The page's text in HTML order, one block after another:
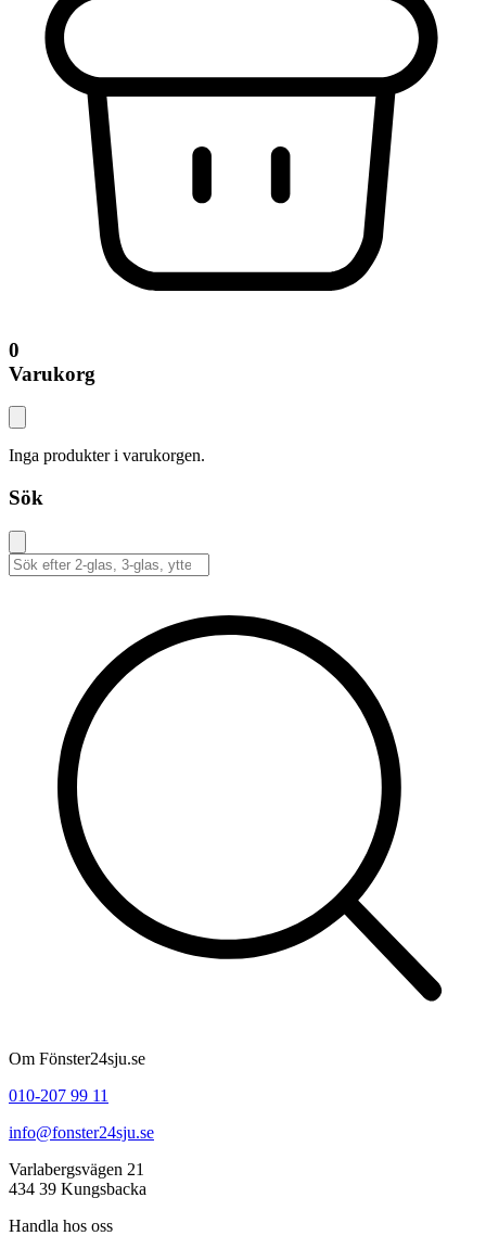
0
Varukorg
Inga produkter i varukorgen.
Sök
Om Fönster24sju.se
010-207 99 11
info@fonster24sju.se
Varlabergsvägen 21
434 39 Kungsbacka
Handla hos oss